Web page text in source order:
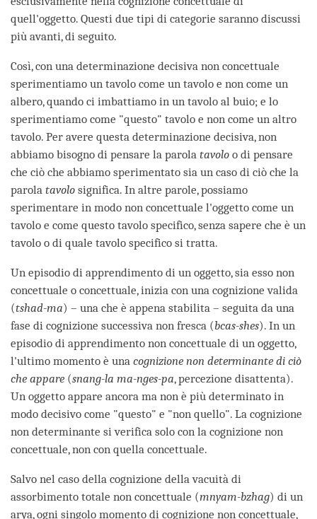
quell'oggetto. Questi due tipi di categorie saranno discussi
più avanti, di seguito.
Così, con una determinazione decisiva non concettuale
sperimentiamo un tavolo come un tavolo e non come un
albero, quando ci imbattiamo in un tavolo al buio; e lo
sperimentiamo come "questo" tavolo e non come un altro
tavolo. Per avere questa determinazione decisiva, non
abbiamo bisogno di pensare la parola tavolo o di pensare
che ciò che abbiamo sperimentato sia un caso di ciò che la
parola tavolo significa. In altre parole, possiamo
sperimentare in modo non concettuale l'oggetto come un
tavolo e come questo tavolo specifico, senza sapere che è un
tavolo o di quale tavolo specifico si tratta.
Un episodio di apprendimento di un oggetto, sia esso non
concettuale o concettuale, inizia con una cognizione valida
(tshad-ma) – una che è appena stabilita – seguita da una
fase di cognizione successiva non fresca (bcas-shes). In un
episodio di apprendimento non concettuale di un oggetto,
l'ultimo momento è una cognizione non determinante di ciò
che appare (snang-la ma-nges-pa, percezione disattenta).
Un oggetto appare ancora ma non è più determinato in
modo decisivo come "questo" e "non quello". La cognizione
non determinante si verifica solo con la cognizione non
concettuale, non con quella concettuale.
Salvo nel caso della cognizione della vacuità di
assorbimento totale non concettuale (mnyam-bzhag) di un
arya, ogni singolo momento di cognizione non concettuale,